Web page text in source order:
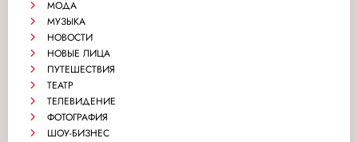
МОДА
МУЗЫКА
НОВОСТИ
НОВЫЕ ЛИЦА
ПУТЕШЕСТВИЯ
ТЕАТР
ТЕЛЕВИДЕНИЕ
ФОТОГРАФИЯ
ШОУ-БИЗНЕС